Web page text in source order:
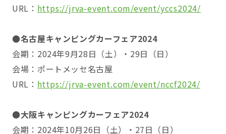
URL： https://jrva-event.com/event/yccs2024/
●名古屋キャンピングカーフェア2024
会期：2024年9月28日（土）・29日（日）
会場：ポートメッセ名古屋
URL： https://jrva-event.com/event/nccf2024/
●大阪キャンピングカーフェア2024
会期：2024年10月26日（土）・27日（日）